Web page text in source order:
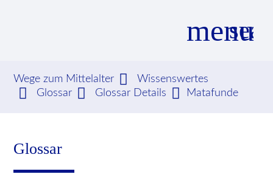
menu
Suchbegriffe SUCHEN
Wege zum Mittelalter
Wissenswertes
Glossar
Glossar Details Matafunde
Glossar